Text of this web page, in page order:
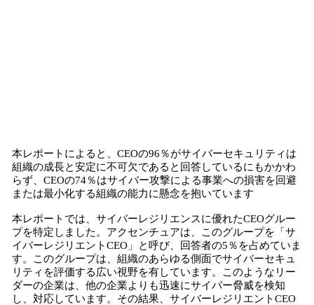
本レポートによると、CEOの96％がサイバーセキュリティは
組織の成長と安定に不可欠であると回答しているにもかかわ
らず、CEOの74％はサイバー攻撃による事業への損害を回避
または最小化する組織の能力に懸念を抱いています
本レポートでは、サイバーレジリエンスに優れたCEOグルー
プを特定しました。アクセンチュアは、このグループを「サ
イバーレジリエントCEO」と呼び、回答者の5％を占めていま
す。このグループは、組織のあらゆる側面でサイバーセキュ
リティを評価する広い視野を有しています。このようなリー
ダーの企業は、他の企業よりも迅速にサイバー脅威を検知
し、対応しています。その結果、サイバーレジリエントCEO